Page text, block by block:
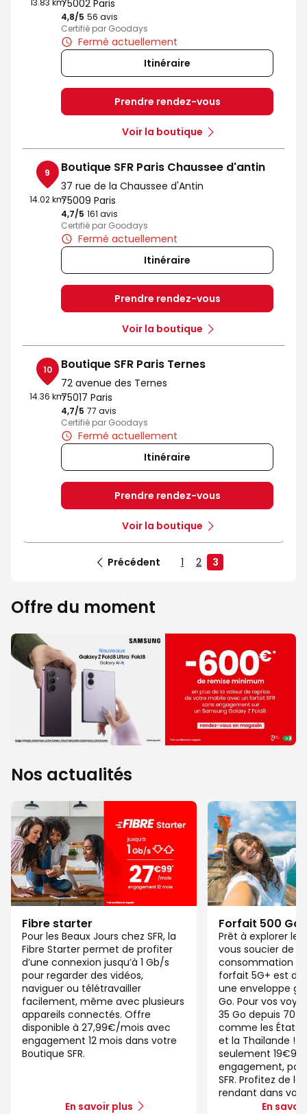
13.83 km75002 Paris
4,8/5 Note de 4.8 sur 5
56 avis
Certifié par Goodays
Fermé actuellement
Itinéraire
Prendre rendez-vous
Voir la boutique
9
14.02 km
Boutique SFR Paris Chaussee d'antin
37 rue de la Chaussee d'Antin
75009 Paris
4,7/5 Note de 4.7 sur 5
161 avis
Certifié par Goodays
Fermé actuellement
Itinéraire
Prendre rendez-vous
Voir la boutique
10
14.36 km
Boutique SFR Paris Ternes
72 avenue des Ternes
75017 Paris
4,7/5 Note de 4.7 sur 5
77 avis
Certifié par Goodays
Fermé actuellement
Itinéraire
Prendre rendez-vous
Voir la boutique
Précédent 1 2 3
Offre du moment
Nos actualités
Fibre starter
Pour les Beaux Jours chez SFR, la
Fibre Starter permet de profiter
d’une connexion jusqu’à 1 Gb/s
pour regarder des vidéos,
naviguer ou télétravailler
facilement, même avec plusieurs
appareils connectés. Offre
disponible à 27,99€/mois avec
engagement 12 mois dans votre
Boutique SFR.
En savoir plus
Forfait 500 Go
Prêt à explorer le
vous soucier de
consommation
forfait 5G+ est
une enveloppe
Go. Pour vos
35 Go depuis 70
comme les États-
et la Thaïlande !
seulement
engagement,
SFR. Profitez de
rendant dans
En